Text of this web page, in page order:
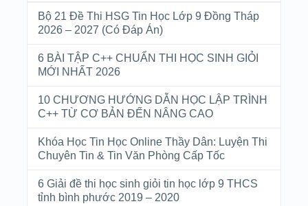
Bộ 21 Đề Thi HSG Tin Học Lớp 9 Đồng Tháp
2026 – 2027 (Có Đáp Án)
6 BÀI TẬP C++ CHUẨN THI HỌC SINH GIỎI
MỚI NHẤT 2026
10 CHƯƠNG HƯỚNG DẪN HỌC LẬP TRÌNH
C++ TỪ CƠ BẢN ĐẾN NÂNG CAO
Khóa Học Tin Học Online Thầy Dân: Luyện Thi
Chuyên Tin & Tin Văn Phòng Cấp Tốc
6 Giải đề thi học sinh giỏi tin học lớp 9 THCS
tỉnh bình phước 2019 – 2020